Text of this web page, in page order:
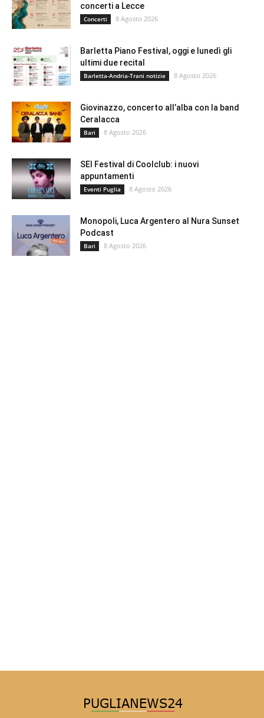
concerti a Lecce
Concerti 8 Agosto 2026
Barletta Piano Festival, oggi e lunedì gli
ultimi due recital
Barletta-Andria-Trani notizie 8 Agosto 2026
Giovinazzo, concerto all’alba con la band
Ceralacca
Bari 8 Agosto 2026
SEI Festival di Coolclub: i nuovi
appuntamenti
Eventi Puglia 8 Agosto 2026
Monopoli, Luca Argentero al Nura Sunset
Podcast
Bari 8 Agosto 2026